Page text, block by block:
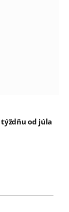
od júla